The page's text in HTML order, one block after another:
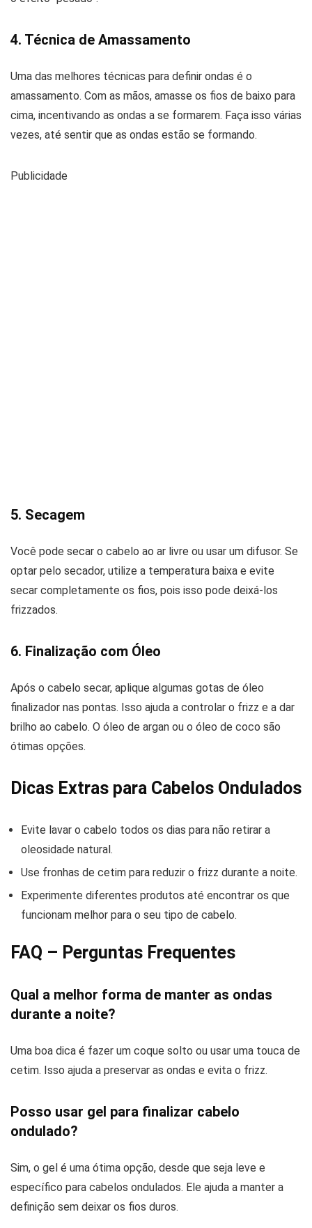
4. Técnica de Amassamento
Uma das melhores técnicas para definir ondas é o
amassamento. Com as mãos, amasse os fios de baixo para
cima, incentivando as ondas a se formarem. Faça isso várias
vezes, até sentir que as ondas estão se formando.
Publicidade
5. Secagem
Você pode secar o cabelo ao ar livre ou usar um difusor. Se
optar pelo secador, utilize a temperatura baixa e evite
secar completamente os fios, pois isso pode deixá-los
frizzados.
6. Finalização com Óleo
Após o cabelo secar, aplique algumas gotas de óleo
finalizador nas pontas. Isso ajuda a controlar o frizz e a dar
brilho ao cabelo. O óleo de argan ou o óleo de coco são
ótimas opções.
Dicas Extras para Cabelos Ondulados
Evite lavar o cabelo todos os dias para não retirar a
oleosidade natural.
Use fronhas de cetim para reduzir o frizz durante a noite.
Experimente diferentes produtos até encontrar os que
funcionam melhor para o seu tipo de cabelo.
FAQ – Perguntas Frequentes
Qual a melhor forma de manter as ondas
durante a noite?
Uma boa dica é fazer um coque solto ou usar uma touca de
cetim. Isso ajuda a preservar as ondas e evita o frizz.
Posso usar gel para finalizar cabelo
ondulado?
Sim, o gel é uma ótima opção, desde que seja leve e
específico para cabelos ondulados. Ele ajuda a manter a
definição sem deixar os fios duros.